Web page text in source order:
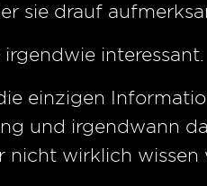
sie drauf
interessant.
einzigen
und irgendwann
nicht wirklich wissen